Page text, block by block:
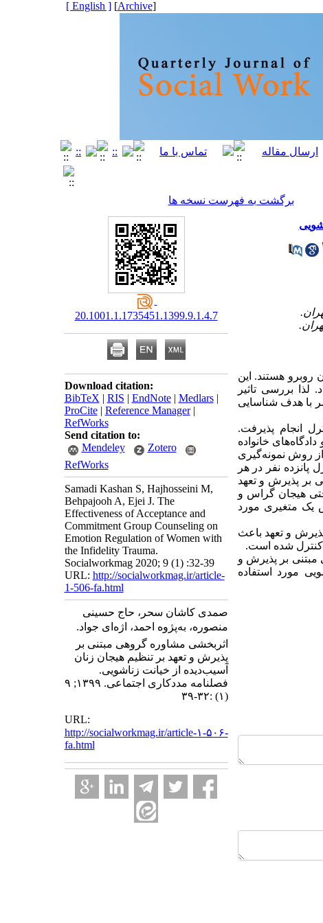
[
Archive
]
[ English ]
برگشت به فهرست نسخه ها
روبرو هستند. این
بررسی تاثیر
با هدف شناسایی
انجام پذیرفت.
خانواده
روش نمونه‌گیری
نفر در هر
بر پذیرش و تعهد
هیجان گراس و
یک متغیری مورد
و تعهد باعث
کنترل شده است.
مبتنی بر پذیرش و
مورد استفاده
20.1001.1.1735451.1399.9.1.4.7
Download citation:
BibTeX | RIS | EndNote| Medlars|
ProCite| Reference Manager|
RefWorks
Send citation to:
Mendeley
Zotero
RefWorks
Samadi Kashan S, Hajhosseini M,
Behpajooh A, Ejei J. The
Effectiveness of Acceptance and
Commitment Group Counseling on
Emotion Regulation of Women with
the Infidelity Trauma.
Socialworkmag 2020; 9 (1) :32-39
URL: http://socialworkmag.ir/article-
1-506-fa.html
صمدی کاشان سحر، حاج حسینی
منصوره، بهپژوه احمد، اژهای جواد.
اثربخشی مشاوره گروهی مبتنی بر
پذیرش و تعهد بر تنظیم هیجان زنان
آسیب‌دیده از خیانت زناشویی.
فصلنامه مددکاری اجتماعی. ۱۳۹۹; ۹
(۱) :۳۲-۳۹
URL:
http://socialworkmag.ir/article-۱-۵۰۶-
fa.html